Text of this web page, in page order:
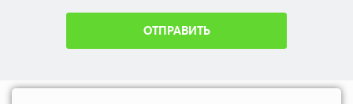
ОТПРАВИТЬ